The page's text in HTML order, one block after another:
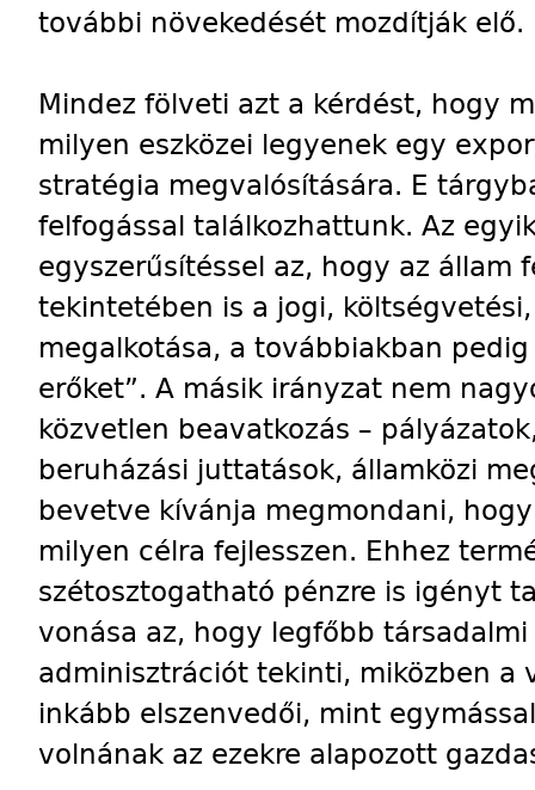
további növekedését mozdítják elő.
Mindez fölveti azt a kérdést, hogy
milyen eszközei legyenek egy
stratégia megvalósítására. E
felfogással találkozhattunk. Az
egyszerűsítéssel az, hogy az állam
tekintetében is a jogi,
megalkotása, a továbbiakban
erőket”. A másik irányzat nem
közvetlen beavatkozás –
beruházási juttatások, államközi
bevetve kívánja megmondani,
milyen célra fejlesszen. Ehhez
szétosztogatható pénzre is igényt
vonása az, hogy legfőbb
adminisztrációt tekinti, miközben a
inkább elszenvedői, mint
volnának az ezekre alapozott